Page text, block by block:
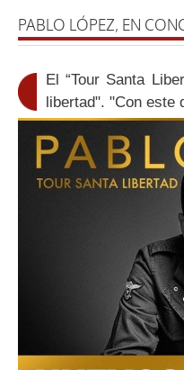
PABLO LÓPEZ, EN
El “Tour Santa
libertad". "Con este